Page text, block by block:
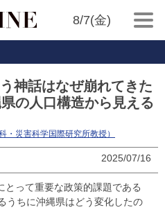
8/7(金)
神話はなぜ崩れてきた
の人口構造から見える
・災害科学国際研究所教授）
2025/07/16
とって重要な政策的課題である
うちに沖縄県はどう変化したの